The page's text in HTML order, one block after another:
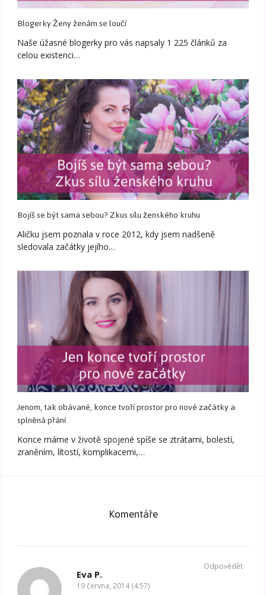
Blogerky Ženy ženám se loučí
Naše úžasné blogerky pro vás napsaly 1 225 článků za
celou existenci…
Bojíš se být sama sebou? Zkus sílu ženského kruhu
Aličku jsem poznala v roce 2012, kdy jsem nadšeně
sledovala začátky jejího…
Jenom, tak obávané, konce tvoří prostor pro nové začátky a
splněná přání
Konce máme v životě spojené spíše se ztrátami, bolestí,
zraněním, lítostí, komplikacemi,…
Komentáře
Eva P.
19 června, 2014 (4:57)
Odpovědět